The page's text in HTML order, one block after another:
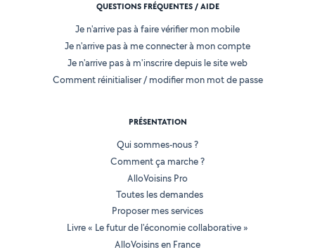
QUESTIONS FRÉQUENTES / AIDE
Je n'arrive pas à faire vérifier mon mobile
Je n'arrive pas à me connecter à mon compte
Je n'arrive pas à m'inscrire depuis le site web
Comment réinitialiser / modifier mon mot de passe
PRÉSENTATION
Qui sommes-nous ?
Comment ça marche ?
AlloVoisins Pro
Toutes les demandes
Proposer mes services
Livre « Le futur de l'économie collaborative »
AlloVoisins en France